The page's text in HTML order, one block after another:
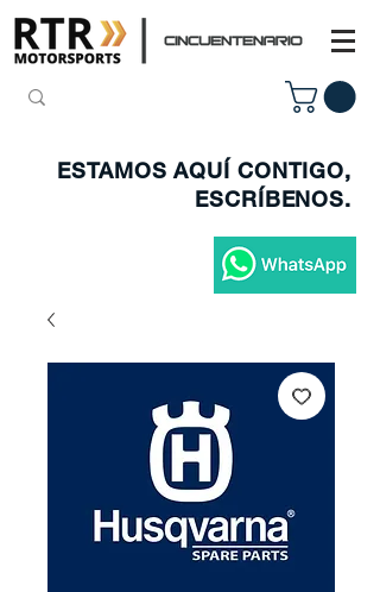
ESTAMOS AQUÍ CONTIGO,
ESCRÍBENOS.